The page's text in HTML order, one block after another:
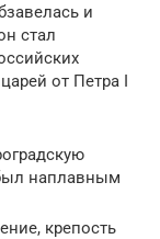
и
стал
от Петра I
наплавным
крепость